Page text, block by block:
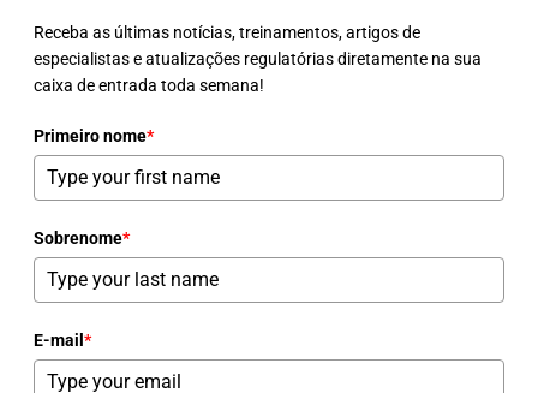
Receba as últimas notícias, treinamentos, artigos de
especialistas e atualizações regulatórias diretamente na sua
caixa de entrada toda semana!
Primeiro nome*
Sobrenome*
E-mail *